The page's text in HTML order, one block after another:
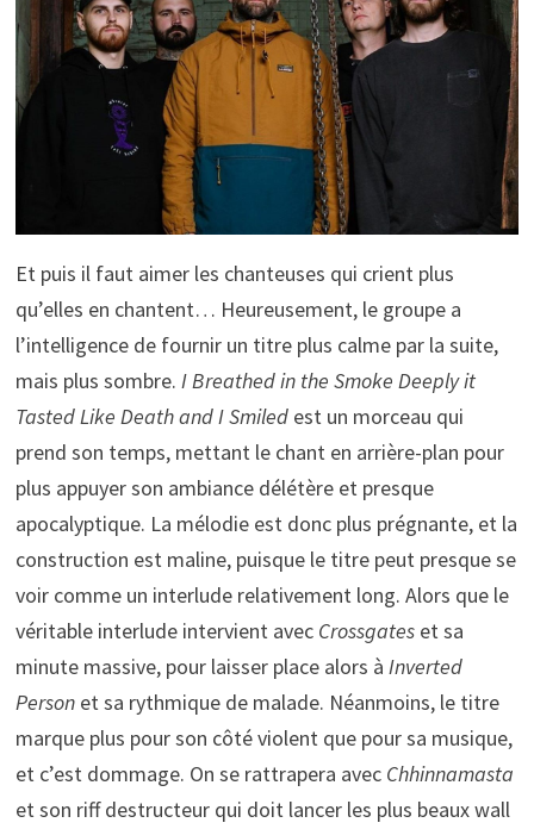
Et puis il faut aimer les chanteuses qui crient plus
qu’elles en chantent… Heureusement, le groupe a
l’intelligence de fournir un titre plus calme par la suite,
mais plus sombre. I Breathed in the Smoke Deeply it
Tasted Like Death and I Smiled est un morceau qui
prend son temps, mettant le chant en arrière-plan pour
plus appuyer son ambiance délétère et presque
apocalyptique. La mélodie est donc plus prégnante, et la
construction est maline, puisque le titre peut presque se
voir comme un interlude relativement long. Alors que le
véritable interlude intervient avec Crossgateset sa
minute massive, pour laisser place alors à Inverted
Personet sa rythmique de malade. Néanmoins, le titre
marque plus pour son côté violent que pour sa musique,
et c’est dommage. On se rattrapera avec Chhinnamasta
et son riff destructeur qui doit lancer les plus beaux wall